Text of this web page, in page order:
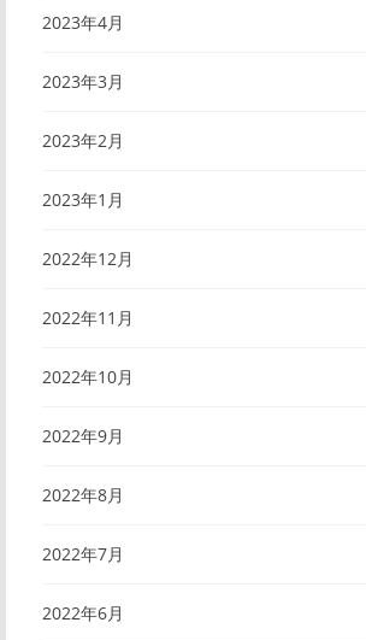
2023年4月
2023年3月
2023年2月
2023年1月
2022年12月
2022年11月
2022年10月
2022年9月
2022年8月
2022年7月
2022年6月